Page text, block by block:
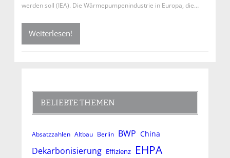
werden soll (IEA). Die Wärmepumpenindustrie in Europa, die…
Weiterlesen!
BELIEBTE THEMEN
Absatzzahlen Altbau Berlin BWP China
Dekarbonisierung Effizienz EHPA